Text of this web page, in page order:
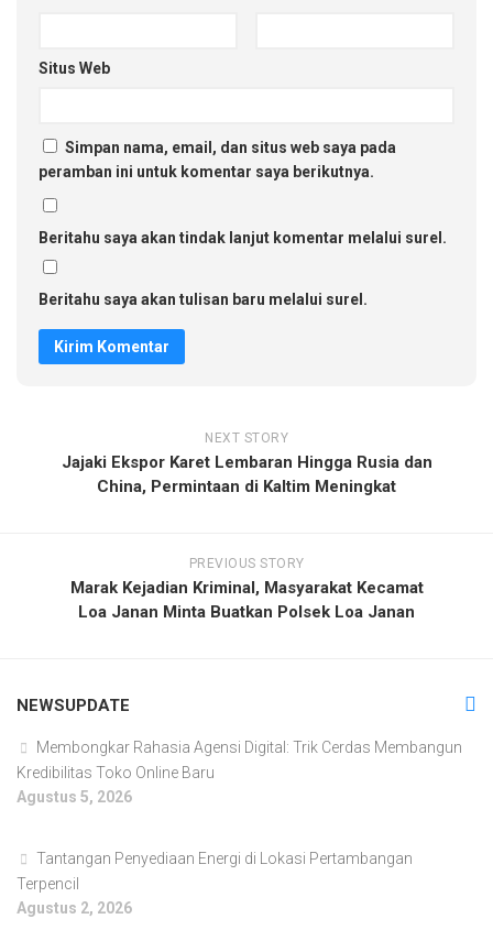
Situs Web
Simpan nama, email, dan situs web saya pada
peramban ini untuk komentar saya berikutnya.
Beritahu saya akan tindak lanjut komentar melalui surel.
Beritahu saya akan tulisan baru melalui surel.
NEXT STORY
Jajaki Ekspor Karet Lembaran Hingga Rusia dan
China, Permintaan di Kaltim Meningkat
PREVIOUS STORY
Marak Kejadian Kriminal, Masyarakat Kecamat
Loa Janan Minta Buatkan Polsek Loa Janan
NEWSUPDATE
Membongkar Rahasia Agensi Digital: Trik Cerdas Membangun
Kredibilitas Toko Online Baru
Agustus 5, 2026
Tantangan Penyediaan Energi di Lokasi Pertambangan
Terpencil
Agustus 2, 2026